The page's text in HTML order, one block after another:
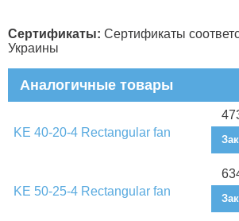
Сертификаты: Сертификаты
Украины
Аналогичные товары
KE 40-20-4 Rectangular fan
KE 50-25-4 Rectangular fan